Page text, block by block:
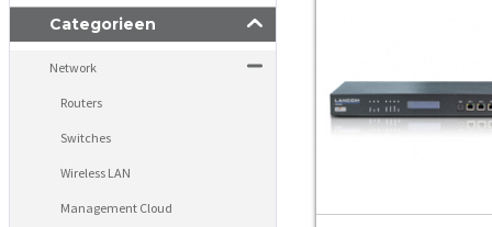
Categorieen
Network
Routers
Switches
Wireless LAN
Management Cloud